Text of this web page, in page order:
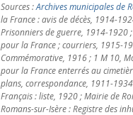
Sources :Archives municipales de
la France : avis de décès, 1914-
Prisonniers de guerre, 1914-1920
pour la France ; courriers, 1915-
Commémorative, 1916 ; 1 M 10,
pour la France enterrés au
plans, correspondance, 1911-
Français : liste, 1920 ; Mairie de
Romans-sur-Isère : Registre des